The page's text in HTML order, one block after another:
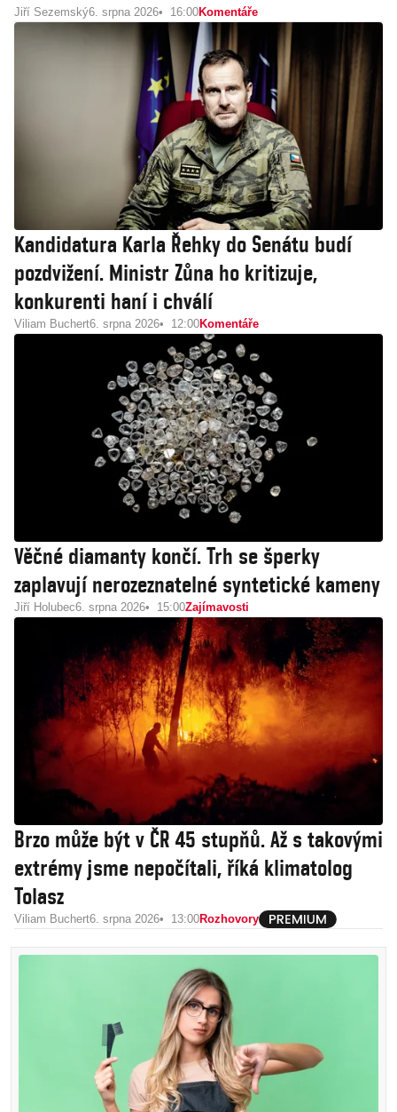
Jiří Sezemský6. srpna 2026 16:00Komentáře
Kandidatura Karla Řehky do Senátu budí
pozdvižení. Ministr Zůna ho kritizuje,
konkurenti haní i chválí
Viliam Buchert6. srpna 2026 12:00Komentáře
Věčné diamanty končí. Trh se šperky
zaplavují nerozeznatelné syntetické kameny
Jiří Holubec6. srpna 2026 15:00Zajímavosti
Brzo může být v ČR 45 stupňů. Až s takovými
extrémy jsme nepočítali, říká klimatolog
Tolasz
Viliam Buchert6. srpna 2026 13:00Rozhovory